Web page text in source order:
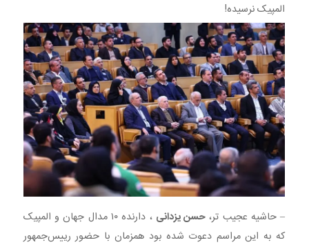
المپیک نرسیده!
– حاشیه عجیب تر، حسن یزدانی
، دارنده ۱۰ مدال جهان و المپیک
که به این مراسم دعوت شده بود همزمان با حضور رییس‌جمهور